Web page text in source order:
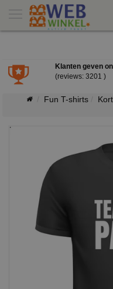
Klanten geven
(reviews: 3201 )
Fun T-shirts